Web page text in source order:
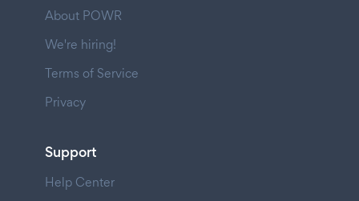
About POWR
We're hiring!
Terms of Service
Privacy
Support
Help Center